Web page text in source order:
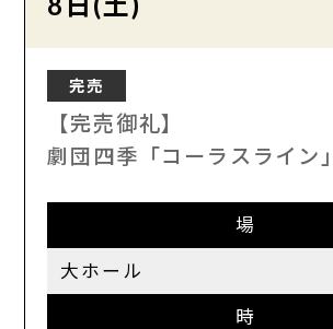
完売
【完売御礼】
劇団四季「コーラスライン」
場
大ホール
時